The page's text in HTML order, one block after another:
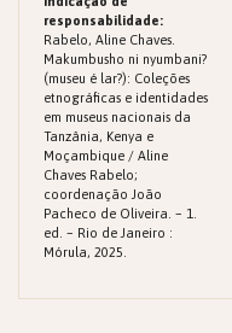
responsabilidade:
Rabelo, Aline Chaves.
Makumbusho ni nyumbani?
(museu é lar?): Coleções
etnográficas e identidades
em museus nacionais da
Tanzânia, Kenya e
Moçambique / Aline
Chaves Rabelo;
coordenação João
Pacheco de Oliveira. – 1.
ed. – Rio de Janeiro :
Mórula, 2025.